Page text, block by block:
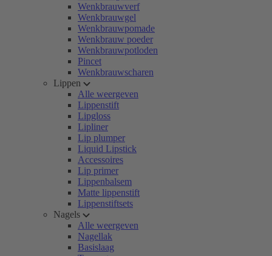
Wenkbrauwverf
Wenkbrauwgel
Wenkbrauwpomade
Wenkbrauw poeder
Wenkbrauwpotloden
Pincet
Wenkbrauwscharen
Lippen
Alle weergeven
Lippenstift
Lipgloss
Lipliner
Lip plumper
Liquid Lipstick
Accessoires
Lip primer
Lippenbalsem
Matte lippenstift
Lippenstiftsets
Nagels
Alle weergeven
Nagellak
Basislaag